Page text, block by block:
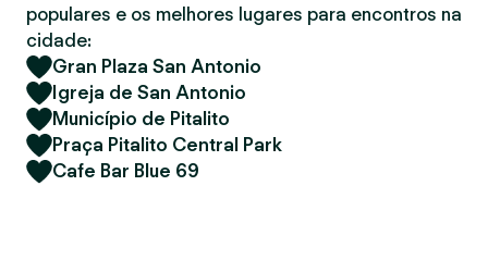
populares e os melhores lugares para encontros na
cidade:
Gran Plaza San Antonio
Igreja de San Antonio
Município de Pitalito
Praça Pitalito Central Park
Cafe Bar Blue 69